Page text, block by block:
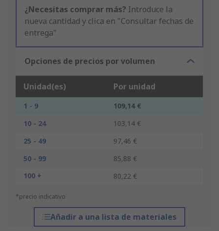
¿Necesitas comprar más? Introduce la
nueva cantidad y clica en "Consultar fechas de
entrega"
Opciones de precios por volumen
Unidad(es) Por unidad
1 - 9
109,14 €
10 - 24
103,14 €
25 - 49
97,46 €
50 - 99
85,88 €
100 +
80,22 €
*precio indicativo
Añadir a una lista de materiales